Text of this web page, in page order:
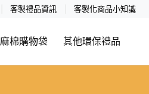
客製禮品資訊 客製化商品小知識
麻棉購物袋 其他環保禮品